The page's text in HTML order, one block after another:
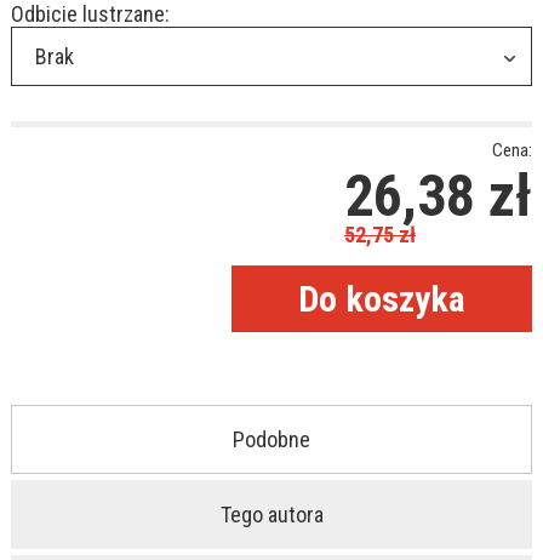
Odbicie lustrzane:
Brak
Cena:
26,38 zł
52,75zł
Podobne
Tego autora